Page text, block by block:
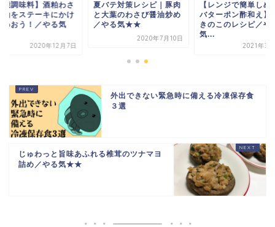
能調味料】酒粕わさ
油をステーキにかけ
わおう！／やる気
2020年12月7日
夏バテ対策レシピ｜豚肉
と大葉のわさび醤油炒め
／やる気★★
2020年7月10日
【レンジで簡単しめ
バターポン酢和え】
きのこのレシピ／や
気...
2021年3
外出できない緊急時に備える冷凍保存食
３選
じゅわっと旨味あふれる椎茸のツナマヨ
詰め／やる気★★